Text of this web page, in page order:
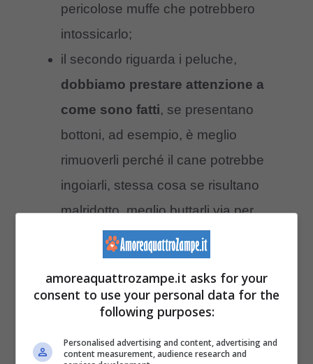
pericolose muffe che potrebbero
intossicarlo;
il secondo riguarda i peluche,
dobbiamo prestare attenzione a
come sono fatti, se presentano
bottoni, ad esempio, è meglio
rimuoverli perché il cane potrebbe
ingoiarli, stessa cosa se risultano
malridotto, meglio buttarli via per
evitare che Fido ne stacchi un pezzo
con un morso e lo ingoi.
Potrebbe interessarti anche:Giochi per
evitare
amoreaquattrozampe.it asks for your
consent to use your personal data for the
following purposes:
Personalised advertising and content, advertising and
content measurement, audience research and